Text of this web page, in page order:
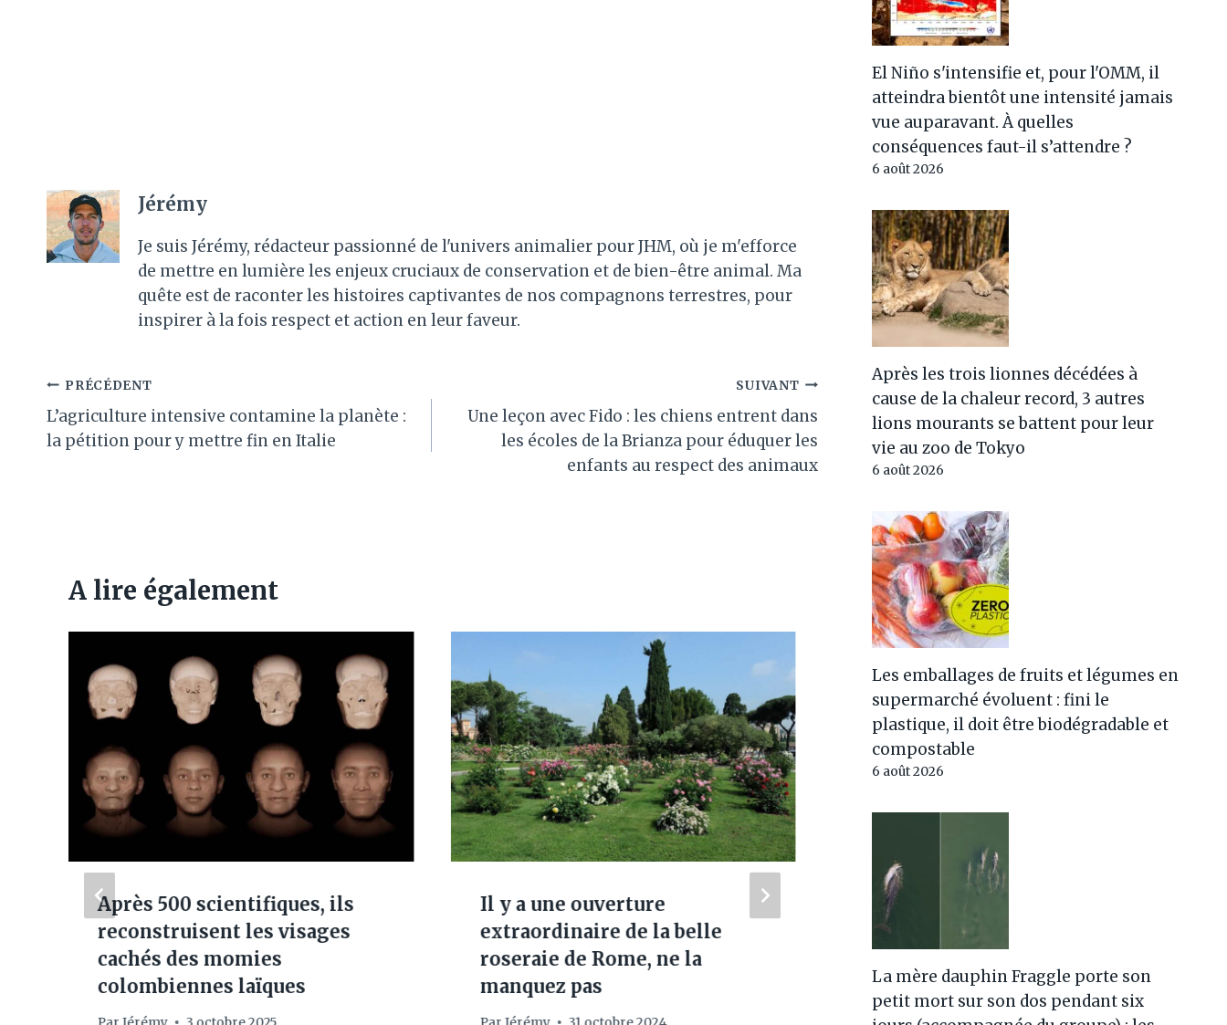
Jérémy
Je suis Jérémy, rédacteur passionné de l'univers animalier pour JHM, où je m'efforce
de mettre en lumière les enjeux cruciaux de conservation et de bien-être animal. Ma
quête est de raconter les histoires captivantes de nos compagnons terrestres, pour
inspirer à la fois respect et action en leur faveur.
Navigation
de
PRÉCÉDENT
L’agriculture intensive contamine la planète :
la pétition pour y mettre fin en Italie
SUIVANT
Une leçon avec Fido : les chiens entrent dans
les écoles de la Brianza pour éduquer les
enfants au respect des animaux
A lire également
Après 500 scientifiques, ils
reconstruisent les visages
cachés des momies
colombiennes laïques
Il y a une ouverture
extraordinaire de la belle
roseraie de Rome, ne la
manquez pas
Plastique mixte? Les
scientifiques ont trouvé un
le différencier
El Niño s'intensifie et, pour l'OMM, il
atteindra bientôt une intensité jamais
vue auparavant. À quelles
conséquences faut-il s’attendre ?
6 août 2026
Après les trois lionnes décédées à
cause de la chaleur record, 3 autres
lions mourants se battent pour leur
vie au zoo de Tokyo
6 août 2026
Les emballages de fruits et légumes en
supermarché évoluent : fini le
plastique, il doit être biodégradable et
compostable
6 août 2026
La mère dauphin Fraggle porte son
petit mort sur son dos pendant six